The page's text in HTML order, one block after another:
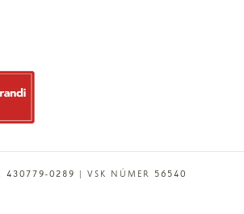
430779-0289 | VSK NÚMER 56540